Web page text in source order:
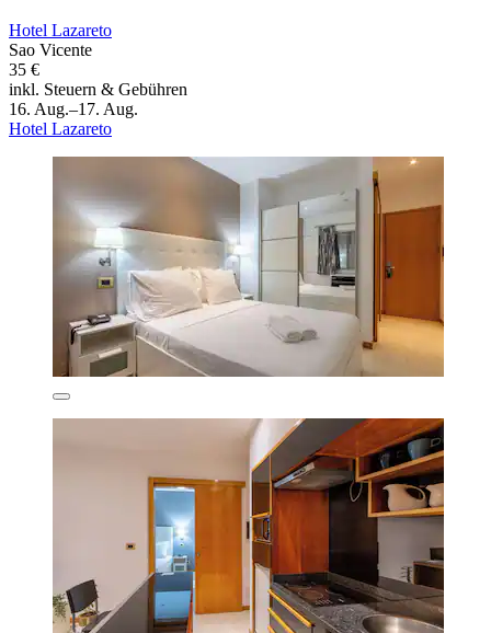
Hotel Lazareto
Sao Vicente
35 €
inkl. Steuern & Gebühren
16. Aug.–17. Aug.
Hotel Lazareto